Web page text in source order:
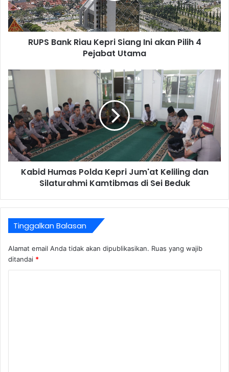
RUPS Bank Riau Kepri Siang Ini akan Pilih 4
Pejabat Utama
Kabid Humas Polda Kepri Jum'at Keliling dan
Silaturahmi Kamtibmas di Sei Beduk
Tinggalkan Balasan
Alamat email Anda tidak akan dipublikasikan. Ruas yang wajib
ditandai *